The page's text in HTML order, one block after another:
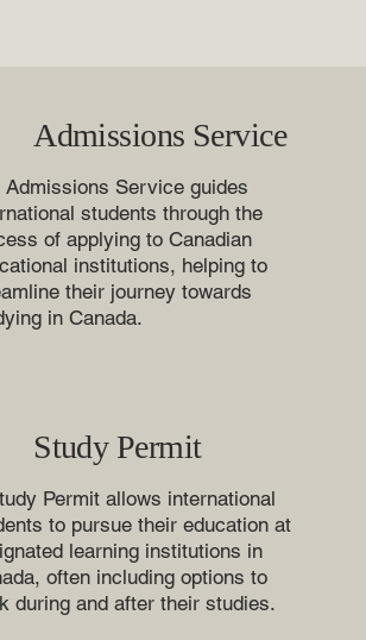
Admissions Service
Admissions Service guides
students through the
of applying to Canadian
institutions, helping to
their journey towards
in Canada.
Study Permit
Permit allows international
to pursue their education at
learning institutions in
often including options to
during and after their studies.